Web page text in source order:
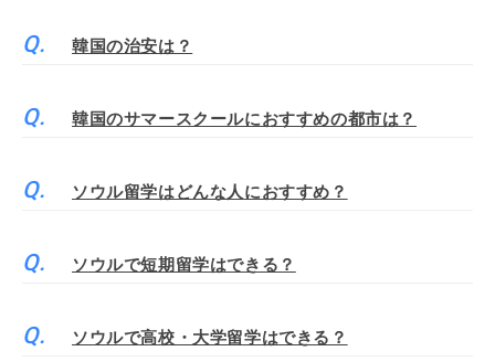
韓国の治安は？
韓国のサマースクールにおすすめの都市は？
ソウル留学はどんな人におすすめ？
ソウルで短期留学はできる？
ソウルで高校・大学留学はできる？